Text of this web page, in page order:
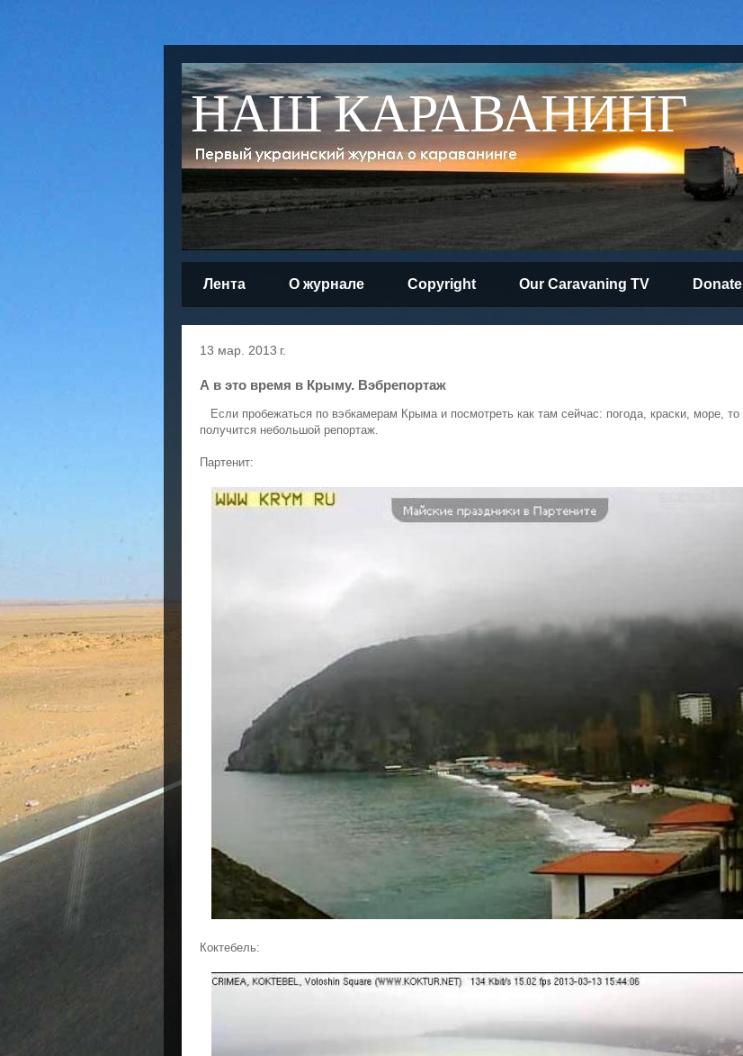
НАШ КАРАВАНИНГ
Лента О журнале Copyright Our Caravaning TV Donate
13 мар. 2013 г.
А в это время в Крыму. Вэбрепортаж
Если пробежаться по вэбкамерам Крыма и посмотреть как там сейчас: погода, краски, море, то
получится небольшой репортаж.
Партенит:
Коктебель: